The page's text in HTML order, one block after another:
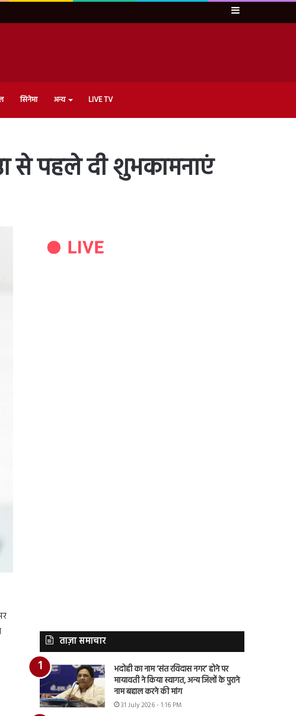
Sidebar
सिनेमा अन्य LIVE TV
से पहले दी शुभकामनाएं
ताज़ा समाचार
भदोही का नाम ‘संत रविदास नगर’ होने पर
मायावती ने किया स्वागत, अन्य जिलों के पुराने
नाम बहाल करने की मांग
31 July 2026 - 1:16 PM